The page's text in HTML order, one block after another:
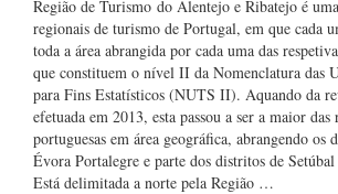
Região de Turismo do Alentejo e Ribatejo é
regionais de turismo de Portugal, em que cada
toda a área abrangida por cada uma das
que constituem o nível II da Nomenclatura das
para Fins Estatísticos (NUTS II). Aquando da
efetuada em 2013, esta passou a ser a maior
portuguesas em área geográfica, abrangendo os
Évora Portalegre e parte dos distritos de Setúbal
Está delimitada a norte pela Região …